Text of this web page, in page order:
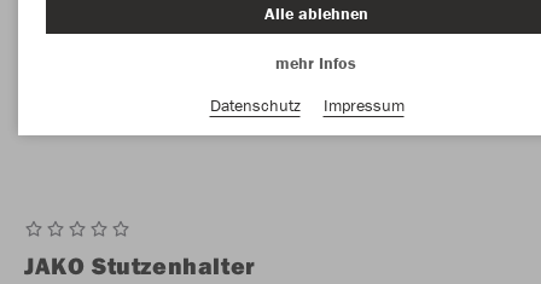
JAKO Stutzenhalter
Alle ablehnen
mehr Infos
Datenschutz
Impressum